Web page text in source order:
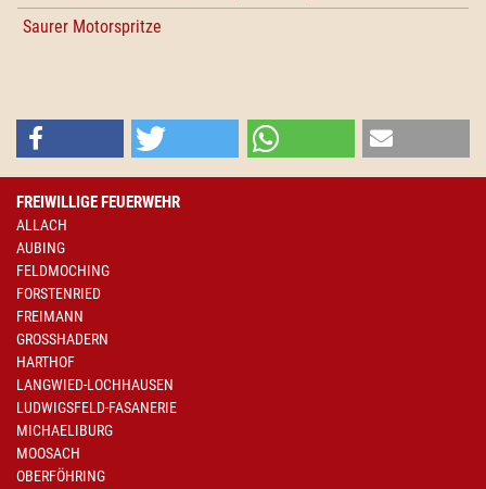
Saurer Motorspritze
FREIWILLIGE FEUERWEHR
ALLACH
AUBING
FELDMOCHING
FORSTENRIED
FREIMANN
GROSSHADERN
HARTHOF
LANGWIED-LOCHHAUSEN
LUDWIGSFELD-FASANERIE
MICHAELIBURG
MOOSACH
OBERFÖHRING